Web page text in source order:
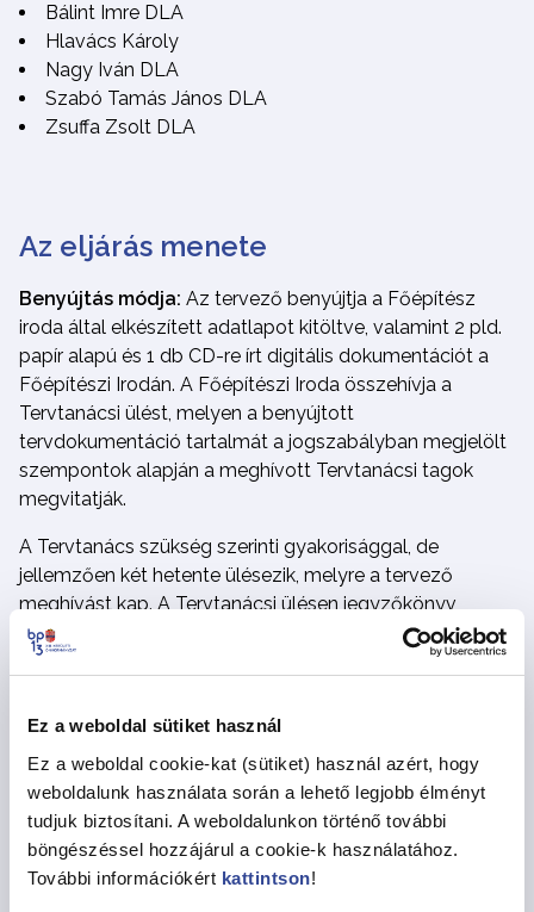
Ez a weboldal sütiket használ
Ez a weboldal cookie-kat (sütiket) használ azért, hogy
weboldalunk használata során a lehető legjobb élményt
tudjuk biztosítani. A weboldalunkon történő további
böngészéssel hozzájárul a cookie-k használatához.
További információkért kattintson!
Bálint Imre DLA
Hlavács Károly
Nagy Iván DLA
Szabó Tamás János DLA
Zsuffa Zsolt DLA
Az eljárás menete
Benyújtás módja: Az tervező benyújtja a Főépítész
iroda által elkészített adatlapot kitöltve, valamint 2 pld.
papír alapú és 1 db CD-re írt digitális dokumentációt a
Főépítészi Irodán. A Főépítészi Iroda összehívja a
Tervtanácsi ülést, melyen a benyújtott
tervdokumentáció tartalmát a jogszabályban megjelölt
szempontok alapján a meghívott Tervtanácsi tagok
megvitatják.
A Tervtanács szükség szerinti gyakorisággal, de
jellemzően két hetente ülésezik, melyre a tervező
meghívást kap. A Tervtanácsi ülésen jegyzőkönyv
készül, melyben a Tervtanács a tervdokumentációt
engedélyezésre ajánlja vagy nem ajánlja, a vélemény
elemekre, amelyeket a terv átdolgozása során ajánl
A Tervtanácsi véleményt a tervező postai vagy
elektronikus úton kapja meg.
Amennyiben a tervezett építési tevékenység